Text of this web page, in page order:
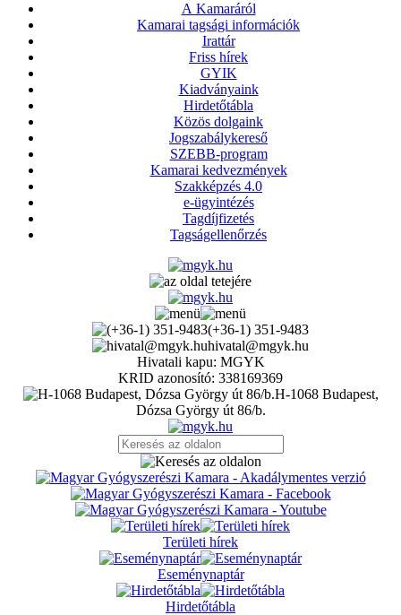
A Kamaráról
Kamarai tagsági információk
Irattár
Friss hírek
GYIK
Kiadványaink
Hirdetőtábla
Közös dolgaink
Jogszabálykereső
SZEBB-program
Kamarai kedvezmények
Szakképzés 4.0
e-ügyintézés
Tagdíjfizetés
Tagságellenőrzés
(+36-1) 351-9483
hivatal@mgyk.hu
Hivatali kapu: MGYK
KRID azonosító: 338169369
H-1068 Budapest,
Dózsa György út 86/b.
Területi hírek
Eseménynaptár
Hirdetőtábla